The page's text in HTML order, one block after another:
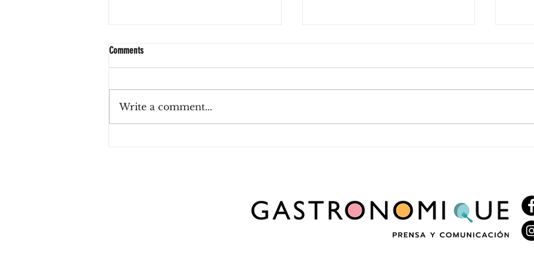
Comments
Write a comment...